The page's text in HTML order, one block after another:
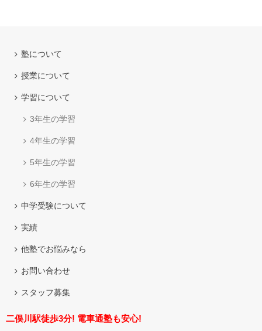
塾について
授業について
学習について
3年生の学習
4年生の学習
5年生の学習
6年生の学習
中学受験について
実績
他塾でお悩みなら
お問い合わせ
スタッフ募集
二俣川駅徒歩3分! 電車通塾も安心!